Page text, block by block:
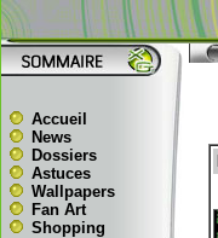
Accueil
News
Dossiers
Astuces
Wallpapers
Fan Art
Shopping